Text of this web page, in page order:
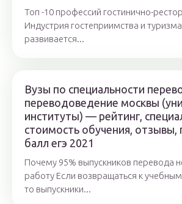
Топ -10 профессий гостинично-
Индустрия гостеприимства и
развивается...
Вузы по специальности
переводоведение москвы
институты) — рейтинг,
стоимость обучения, отзывы,
балл егэ 2021
Почему 95% выпускников перевода
работу Если возвращаться к
то выпускники...